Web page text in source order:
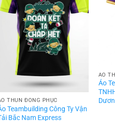
THUN ĐỒNG PHỤC
Teambuilding Công Ty Vận
Bắc Nam Express
ÁO
Áo